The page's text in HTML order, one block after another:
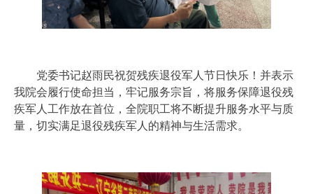
党委书记赵雨民祝贺残疾退役军人节日快乐！并表示
我院会履行使命担当，牢记服务宗旨，将服务保障退役残
疾军人工作放在首位，全院职工将不断提升服务水平与质
量，切实满足退役残疾军人的精神与生活需求。